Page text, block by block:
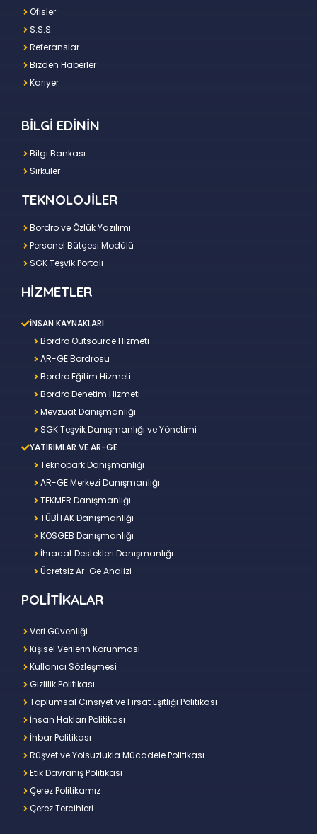
Ofisler
S.S.S.
Referanslar
Bizden Haberler
Kariyer
BİLGİ EDİNİN
Bilgi Bankası
Sirküler
TEKNOLOJİLER
Bordro ve Özlük Yazılımı
Personel Bütçesi Modülü
SGK Teşvik Portalı
HİZMETLER
İNSAN KAYNAKLARI
Bordro Outsource Hizmeti
AR-GE Bordrosu
Bordro Eğitim Hizmeti
Bordro Denetim Hizmeti
Mevzuat Danışmanlığı
SGK Teşvik Danışmanlığı ve Yönetimi
YATIRIMLAR VE AR-GE
Teknopark Danışmanlığı
AR-GE Merkezi Danışmanlığı
TEKMER Danışmanlığı
TÜBİTAK Danışmanlığı
KOSGEB Danışmanlığı
İhracat Destekleri Danışmanlığı
Ücretsiz Ar-Ge Analizi
POLİTİKALAR
Veri Güvenliği
Kişisel Verilerin Korunması
Kullanıcı Sözleşmesi
Gizlilik Politikası
Toplumsal Cinsiyet ve Fırsat Eşitliği Politikası
İnsan Hakları Politikası
İhbar Politikası
Rüşvet ve Yolsuzlukla Mücadele Politikası
Etik Davranış Politikası
Çerez Politikamız
Çerez Tercihleri